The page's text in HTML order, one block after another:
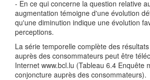
- En ce qui concerne la question relative
augmentation témoigne d'une évolution
qu'une diminution indique une évolution
perceptions.
La série temporelle complète des résultats
auprès des consommateurs peut être
Internet www.bcl.lu (Tableau 6.4 Enquête
conjoncture auprès des consommateurs).